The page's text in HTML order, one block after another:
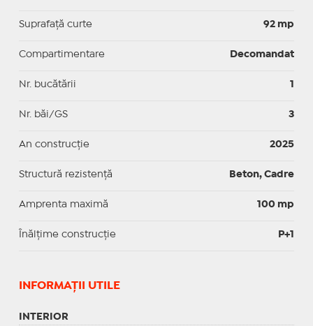
Suprafaţă curte 92 mp
Compartimentare Decomandat
Nr. bucătării 1
Nr. băi/GS 3
An construcție 2025
Structură rezistență Beton, Cadre
Amprenta maximă 100 mp
Înălțime construcție P+1
INFORMAŢII UTILE
INTERIOR